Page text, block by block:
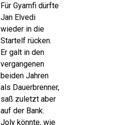
Für Gyamfi dürfte
Jan Elvedi
wieder in die
Startelf rücken.
Er galt in den
vergangenen
beiden Jahren
als Dauerbrenner,
saß zuletzt aber
auf der Bank.
Joly könnte, wie